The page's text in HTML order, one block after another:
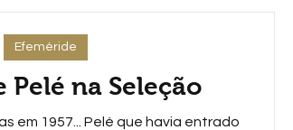
Pelé na Seleção
em 1957... Pelé que havia entrado
Efeméride